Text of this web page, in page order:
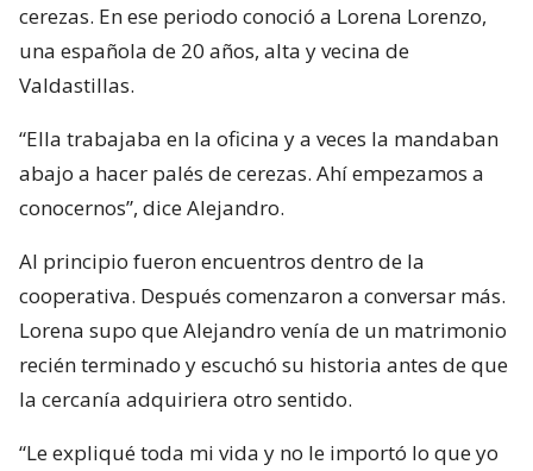
cerezas. En ese periodo conoció a Lorena Lorenzo,
una española de 20 años, alta y vecina de
Valdastillas.
“Ella trabajaba en la oficina y a veces la mandaban
abajo a hacer palés de cerezas. Ahí empezamos a
conocernos”, dice Alejandro.
Al principio fueron encuentros dentro de la
cooperativa. Después comenzaron a conversar más.
Lorena supo que Alejandro venía de un matrimonio
recién terminado y escuchó su historia antes de que
la cercanía adquiriera otro sentido.
“Le expliqué toda mi vida y no le importó lo que yo